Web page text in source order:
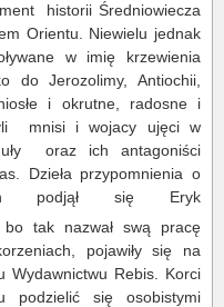
historii Średniowiecza
Orientu. Niewielu jednak
w imię krzewienia
do Jerozolimy, Antiochii,
i okrutne, radosne i
mnisi i wojacy ujęci w
oraz ich antagoniści
Dzieła przypomnienia o
podjął się Eryk
, bo tak nazwał swą pracę
pojawiły się na
Wydawnictwu Rebis. Korci
podzielić się osobistymi